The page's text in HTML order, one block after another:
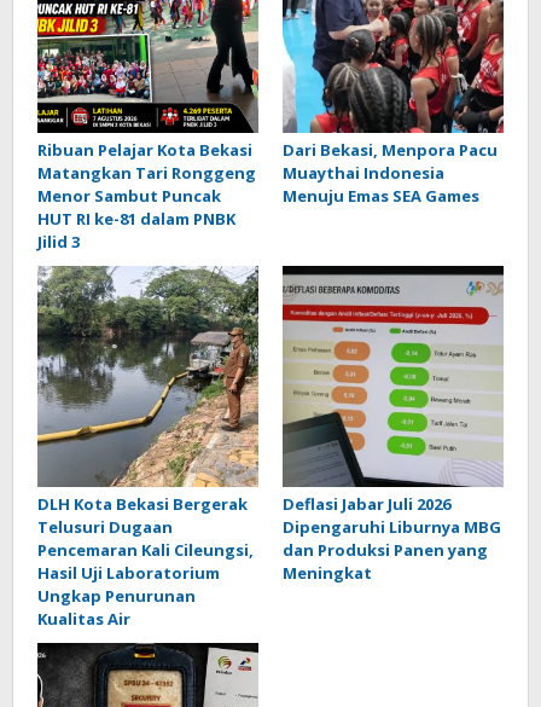
Ribuan Pelajar Kota Bekasi
Matangkan Tari Ronggeng
Menor Sambut Puncak
HUT RI ke-81 dalam PNBK
Jilid 3
Dari Bekasi, Menpora Pacu
Muaythai Indonesia
Menuju Emas SEA Games
DLH Kota Bekasi Bergerak
Telusuri Dugaan
Pencemaran Kali Cileungsi,
Hasil Uji Laboratorium
Ungkap Penurunan
Kualitas Air
Deflasi Jabar Juli 2026
Dipengaruhi Liburnya MBG
dan Produksi Panen yang
Meningkat